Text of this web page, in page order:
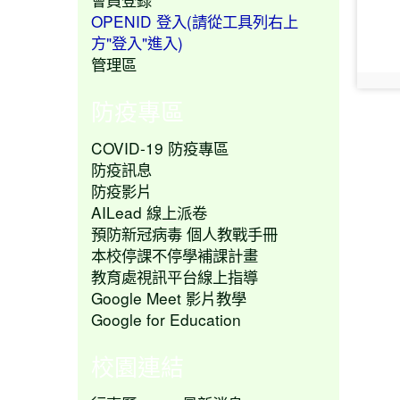
OPENID 登入(請從工具列右上
方"登入"進入)
管理區
防疫專區
COVID-19 防疫專區
防疫訊息
防疫影片
AILead 線上派卷
預防新冠病毒 個人教戰手冊
本校停課不停學補課計畫
教育處視訊平台線上指導
Google Meet 影片教學
Google for Education
校園連結